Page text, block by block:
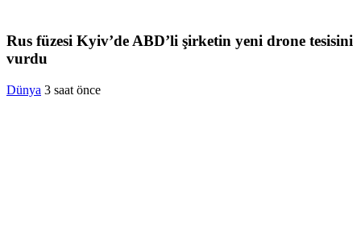
Rus füzesi Kyiv’de ABD’li şirketin yeni drone tesisini
vurdu
Dünya 3 saat önce